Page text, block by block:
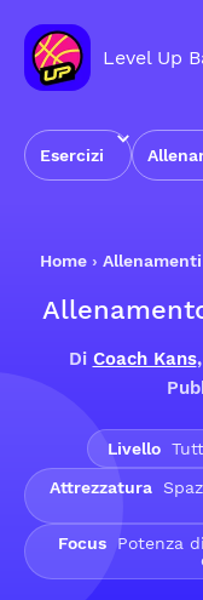
Level Up
Esercizi
Home › Allenamenti
Di Coach Kans
Livello
Attrezzatura
Focus
Potenza